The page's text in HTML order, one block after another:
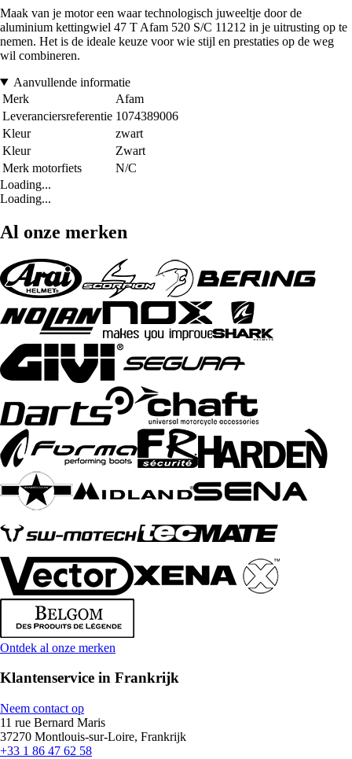
Maak van je motor een waar technologisch juweeltje door de
aluminium kettingwiel 47 T Afam 520 S/C 11212 in je uitrusting op te
nemen. Het is de ideale keuze voor wie stijl en prestaties op de weg
wil combineren.
Aanvullende informatie
Merk
Afam
Leveranciersreferentie 1074389006
Kleur
zwart
Kleur
Zwart
Merk motorfiets
N/C
Loading...
Loading...
Al onze merken
Ontdek al onze merken
Klantenservice in Frankrijk
Neem contact op
11 rue Bernard Maris
37270 Montlouis-sur-Loire, Frankrijk
+33 1 86 47 62 58